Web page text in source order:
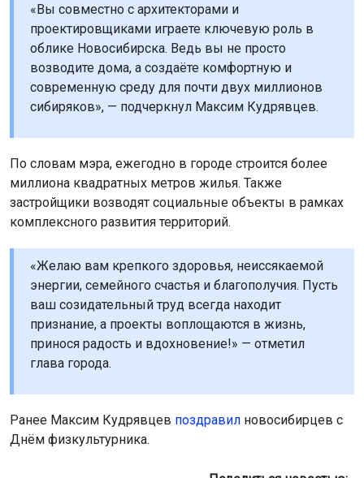
«Вы совместно с архитекторами и
проектировщиками играете ключевую роль в
облике Новосибирска. Ведь вы не просто
возводите дома, а создаёте комфортную и
современную среду для почти двух миллионов
сибиряков», — подчеркнул Максим Кудрявцев.
По словам мэра, ежегодно в городе строится более
миллиона квадратных метров жилья. Также
застройщики возводят социальные объекты в рамках
комплексного развития территорий.
«Желаю вам крепкого здоровья, неиссякаемой
энергии, семейного счастья и благополучия. Пусть
ваш созидательный труд всегда находит
признание, а проекты воплощаются в жизнь,
принося радость и вдохновение!» — отметил
глава города.
Ранее Максим Кудрявцев поздравил новосибирцев с
Днём физкультурника.